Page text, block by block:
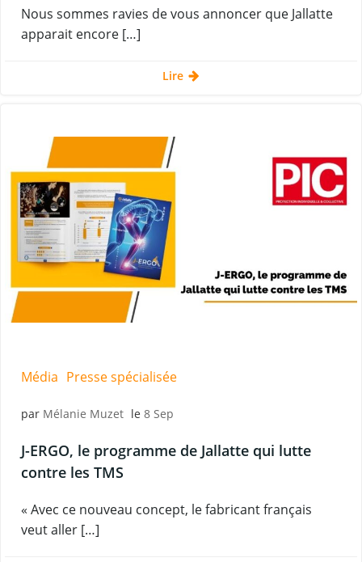
Nous sommes ravies de vous annoncer que Jallatte
apparait encore […]
Lire
Média Presse spécialisée
par Mélanie Muzet le 8 Sep
J-ERGO, le programme de Jallatte qui lutte
contre les TMS
« Avec ce nouveau concept, le fabricant français
veut aller […]